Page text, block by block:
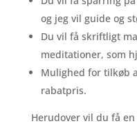
og jeg vil guide og
Du vil få skriftligt
meditationer, som
Mulighed for tilkøb
rabatpris.
Herudover vil du få